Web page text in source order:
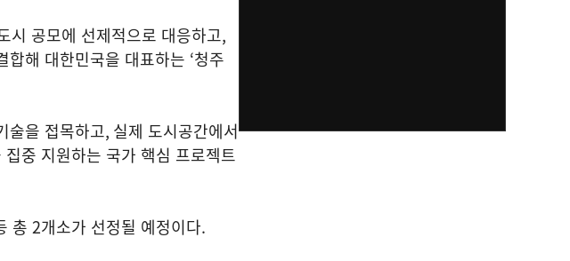
시 공모에 선제적으로 대응하고,
합해 대한민국을 대표하는 ‘청주
술을 접목하고, 실제 도시공간에서
집중 지원하는 국가 핵심 프로젝트
총 2개소가 선정될 예정이다.